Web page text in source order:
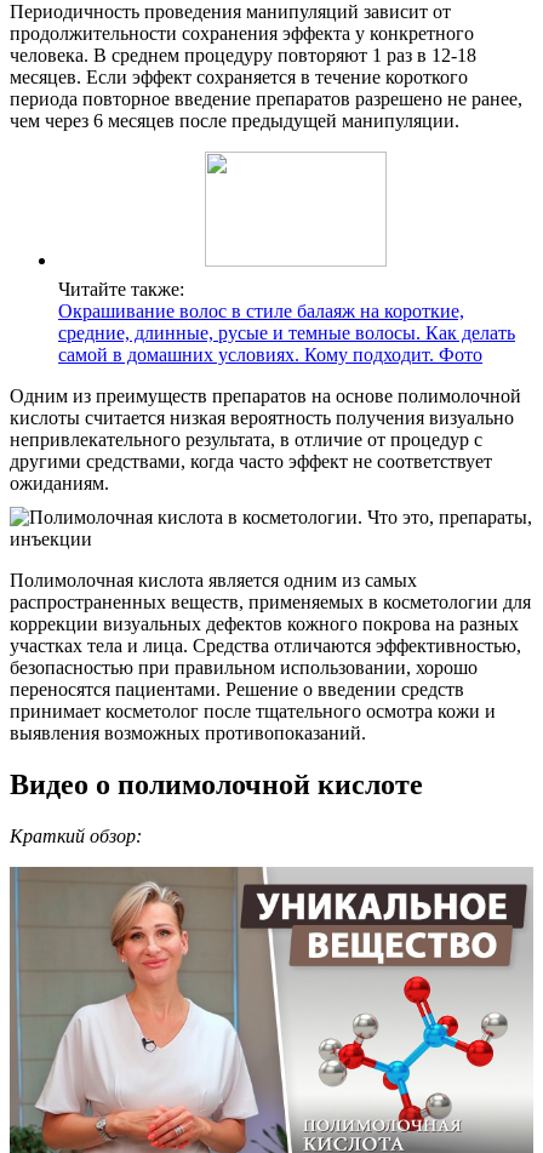
Периодичность проведения манипуляций зависит от
продолжительности сохранения эффекта у конкретного
человека. В среднем процедуру повторяют 1 раз в 12-18
месяцев. Если эффект сохраняется в течение короткого
периода повторное введение препаратов разрешено не ранее,
чем через 6 месяцев после предыдущей манипуляции.
Читайте также:
Окрашивание волос в стиле балаяж на короткие,
средние, длинные, русые и темные волосы. Как делать
самой в домашних условиях. Кому подходит. Фото
Одним из преимуществ препаратов на основе полимолочной
кислоты считается низкая вероятность получения визуально
непривлекательного результата, в отличие от процедур с
другими средствами, когда часто эффект не соответствует
ожиданиям.
Полимолочная кислота является одним из самых
распространенных веществ, применяемых в косметологии для
коррекции визуальных дефектов кожного покрова на разных
участках тела и лица. Средства отличаются эффективностью,
безопасностью при правильном использовании, хорошо
переносятся пациентами. Решение о введении средств
принимает косметолог после тщательного осмотра кожи и
выявления возможных противопоказаний.
Видео о полимолочной кислоте
Краткий обзор: